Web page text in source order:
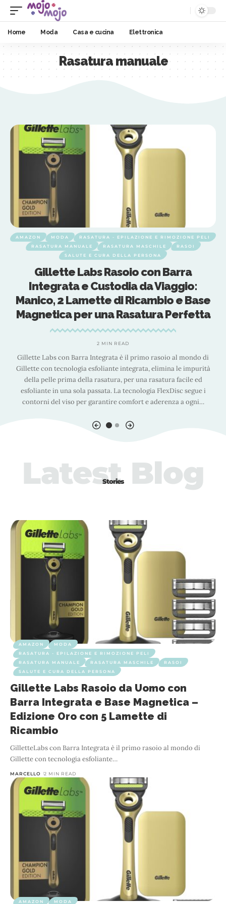
Home Moda Casa e cucina Elettronica
Rasatura manuale
AMAZON MODA
RASATURA - EPILAZIONE E RIMOZIONE PELI
RASATURA MANUALE
RASATURA MASCHILE
RASOI
SALUTE E CURA DELLA PERSONA
Gillette Labs Rasoio con Barra
Integrata e Custodia da Viaggio:
Manico, 2 Lamette di Ricambio e Base
Magnetica per una Rasatura Perfetta
2 MIN READ
Gillette Labs con Barra Integrata è il primo rasoio al mondo di
Gillette con tecnologia esfoliante integrata, elimina le impurità
della pelle prima della rasatura, per una rasatura facile ed
esfoliante in una sola passata. La tecnologia FlexDisc segue i
contorni del viso per garantire comfort e aderenza a ogni…
Stories
Latest Blog
AMAZON
MODA
RASATURA - EPILAZIONE E RIMOZIONE PELI
RASATURA MANUALE
RASATURA MASCHILE
RASOI
SALUTE E CURA DELLA PERSONA
Gillette Labs Rasoio da Uomo con
Barra Integrata e Base Magnetica –
Edizione Oro con 5 Lamette di
Ricambio
GilletteLabs con Barra Integrata è il primo rasoio al mondo di
Gillette con tecnologia esfoliante…
MARCELLO 2 MIN READ
AMAZON MODA